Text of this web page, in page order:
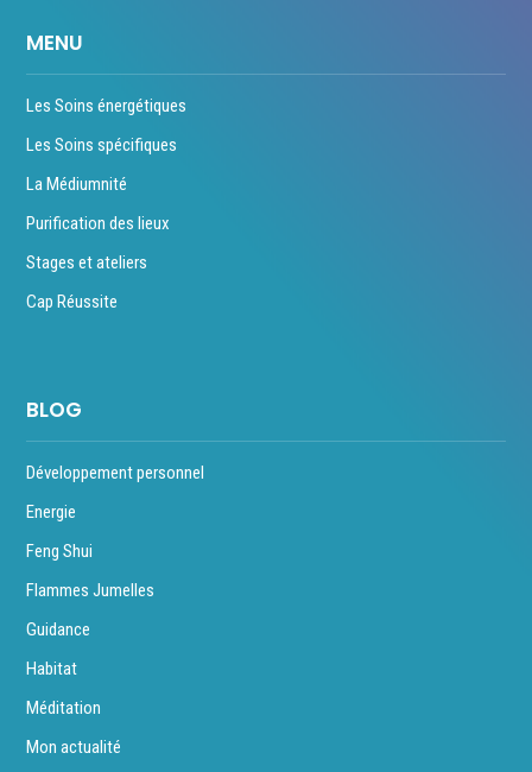
MENU
Les Soins énergétiques
Les Soins spécifiques
La Médiumnité
Purification des lieux
Stages et ateliers
Cap Réussite
BLOG
Développement personnel
Energie
Feng Shui
Flammes Jumelles
Guidance
Habitat
Méditation
Mon actualité